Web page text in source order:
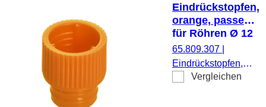
Eindrückstopfen,
orange, passend
für Röhren Ø 12
mm
65.809.307
Eindrückstopfen,
orange, passend für
Vergleichen